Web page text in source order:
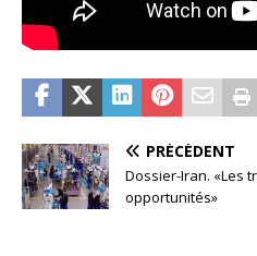
PRÉCÉDENT
Dossier-Iran. «Les
opportunités»